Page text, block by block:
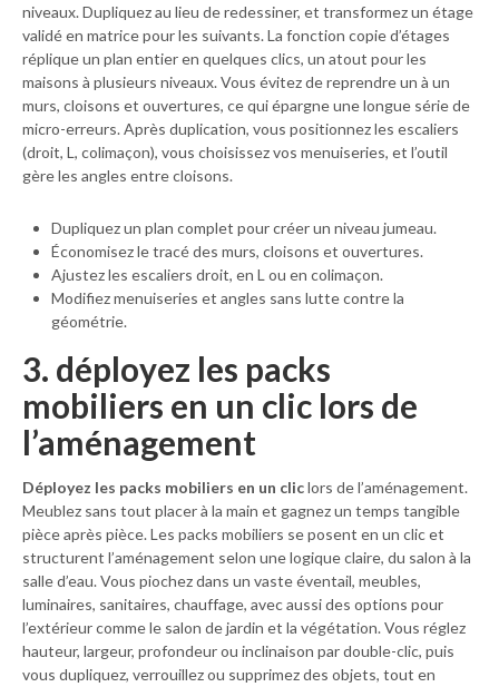
niveaux. Dupliquez au lieu de redessiner, et transformez un étage
validé en matrice pour les suivants. La fonction copie d’étages
réplique un plan entier en quelques clics, un atout pour les
maisons à plusieurs niveaux. Vous évitez de reprendre un à un
murs, cloisons et ouvertures, ce qui épargne une longue série de
micro-erreurs. Après duplication, vous positionnez les escaliers
(droit, L, colimaçon), vous choisissez vos menuiseries, et l’outil
gère les angles entre cloisons.
Dupliquez un plan complet pour créer un niveau jumeau.
Économisez le tracé des murs, cloisons et ouvertures.
Ajustez les escaliers droit, en L ou en colimaçon.
Modifiez menuiseries et angles sans lutte contre la
géométrie.
3. déployez les packs
mobiliers en un clic lors de
l’aménagement
Déployez les packs mobiliers en un cliclors de l’aménagement.
Meublez sans tout placer à la main et gagnez un temps tangible
pièce après pièce. Les packs mobiliers se posent en un clic et
structurent l’aménagement selon une logique claire, du salon à la
salle d’eau. Vous piochez dans un vaste éventail, meubles,
luminaires, sanitaires, chauffage, avec aussi des options pour
l’extérieur comme le salon de jardin et la végétation. Vous réglez
hauteur, largeur, profondeur ou inclinaison par double-clic, puis
vous dupliquez, verrouillez ou supprimez des objets, tout en